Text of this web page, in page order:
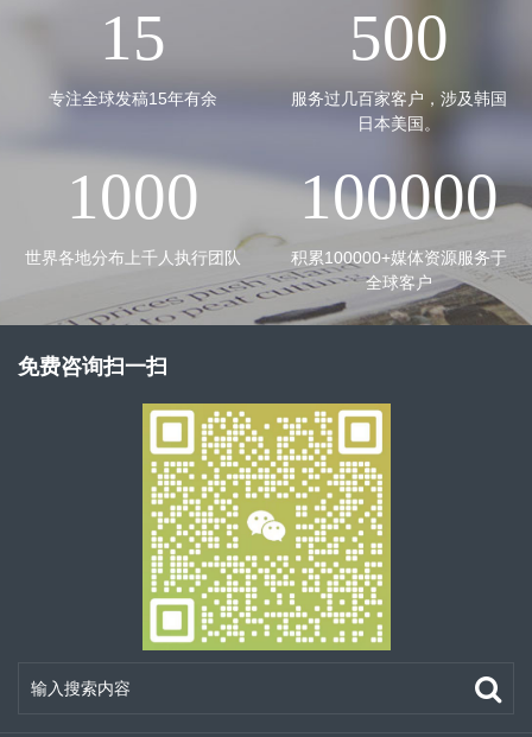
15
专注全球发稿15年有余
500
服务过几百家客户，涉及韩国
日本美国。
1000
世界各地分布上千人执行团队
100000
积累100000+媒体资源服务于
全球客户
免费咨询扫一扫